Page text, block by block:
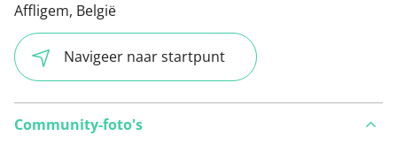
Affligem, België
Navigeer naar startpunt
Community-foto's